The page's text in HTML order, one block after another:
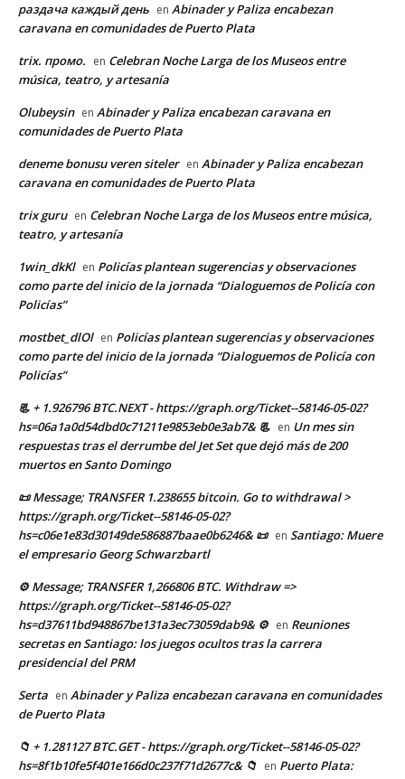
раздача каждый день en Abinader y Paliza encabezan
caravana en comunidades de Puerto Plata
trix. промо. en Celebran Noche Larga de los Museos entre
música, teatro, y artesanía
Olubeysin en Abinader y Paliza encabezan caravana en
comunidades de Puerto Plata
deneme bonusu veren siteler en Abinader y Paliza encabezan
caravana en comunidades de Puerto Plata
trix guru en Celebran Noche Larga de los Museos entre música,
teatro, y artesanía
1win_dkKl en Policías plantean sugerencias y observaciones
como parte del inicio de la jornada “Dialoguemos de Policía con
Policías”
mostbet_dlOl en Policías plantean sugerencias y observaciones
como parte del inicio de la jornada “Dialoguemos de Policía con
Policías”
📃 + 1.926796 BTC.NEXT - https://graph.org/Ticket--58146-05-02?
hs=06a1a0d54dbd0c71211e9853eb0e3ab7& 📃 en Un mes sin
respuestas tras el derrumbe del Jet Set que dejó más de 200
muertos en Santo Domingo
📜 Message; TRANSFER 1.238655 bitcoin. Go to withdrawal >
https://graph.org/Ticket--58146-05-02?
hs=c06e1e83d30149de586887baae0b6246& 📜 en Santiago: Muere
el empresario Georg Schwarzbartl
⚙ Message; TRANSFER 1,266806 BTC. Withdraw =>
https://graph.org/Ticket--58146-05-02?
hs=d37611bd948867be131a3ec73059dab9& ⚙ en Reuniones
secretas en Santiago: los juegos ocultos tras la carrera
presidencial del PRM
Serta en Abinader y Paliza encabezan caravana en comunidades
de Puerto Plata
📁 + 1.281127 BTC.GET - https://graph.org/Ticket--58146-05-02?
hs=8f1b10fe5f401e166d0c237f71d2677c& 📁 en Puerto Plata: